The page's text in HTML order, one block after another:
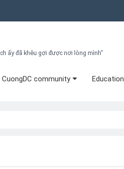
ấy đã khêu gợi được nơi lòng mình"
CuongDC community Education
đang cần tìm kiếm gì?